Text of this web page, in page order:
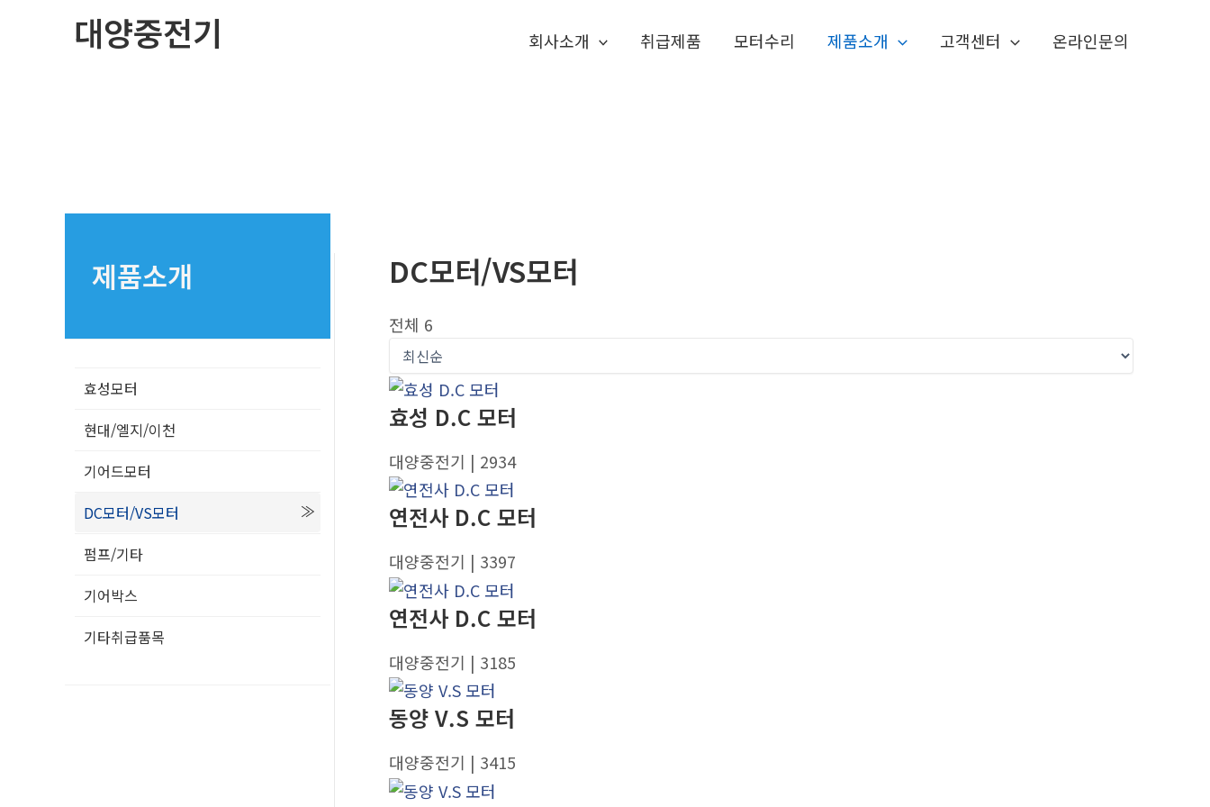
대양중전기 회사소개 취급제품 모터수리 제품소개 고객센터 온라인문의
제품소개
효성모터
현대/엘지/이천
기어드모터
DC모터/VS모터
펌프/기타
기어박스
기타취급품목
DC모터/VS모터
전체 6
효성 D.C 모터
대양중전기 | 2934
연전사 D.C 모터
대양중전기 | 3397
연전사 D.C 모터
대양중전기 | 3185
동양 V.S 모터
대양중전기 | 3415